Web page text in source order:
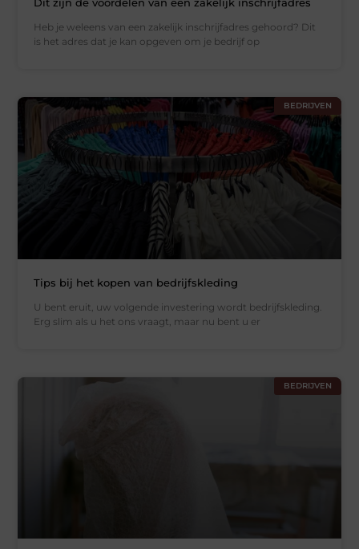
Dit zijn de voordelen van een zakelijk inschrijfadres
Heb je weleens van een zakelijk inschrijfadres gehoord? Dit
is het adres dat je kan opgeven om je bedrijf op
BEDRIJVEN
Tips bij het kopen van bedrijfskleding
U bent eruit, uw volgende investering wordt bedrijfskleding.
Erg slim als u het ons vraagt, maar nu bent u er
BEDRIJVEN